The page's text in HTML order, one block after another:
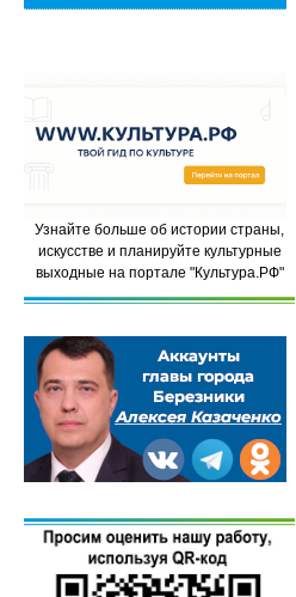
Узнайте больше об истории страны,
искусстве и планируйте культурные
выходные на портале "Культура.РФ"